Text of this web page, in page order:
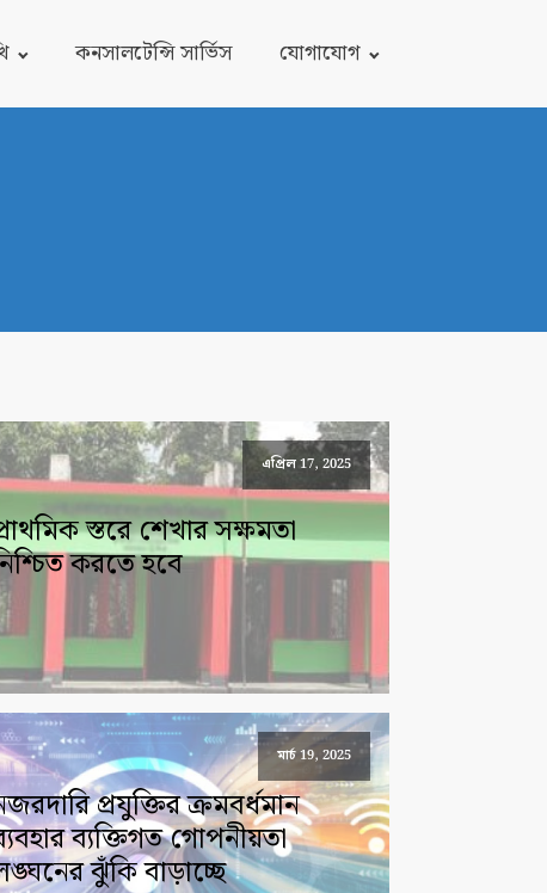
কনসালটেন্সি সার্ভিস যোগাযোগ
এপ্রিল 17, 2025
স্তরে শেখার সক্ষমতা
করতে হবে
মার্চ 19, 2025
প্রযুক্তির ক্রমবর্ধমান
ব্যক্তিগত গোপনীয়তা
ঝুঁকি বাড়াচ্ছে